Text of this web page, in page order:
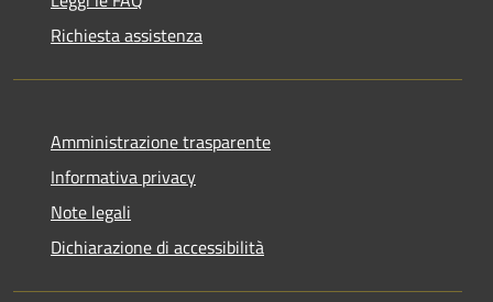
Richiesta assistenza
Amministrazione trasparente
Informativa privacy
Note legali
Dichiarazione di accessibilità